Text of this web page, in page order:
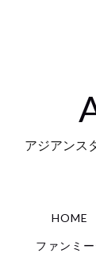
アジアンス
HOME
ファンミ